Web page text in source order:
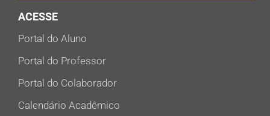
ACESSE
Portal do Aluno
Portal do Professor
Portal do Colaborador
Calendário Acadêmico